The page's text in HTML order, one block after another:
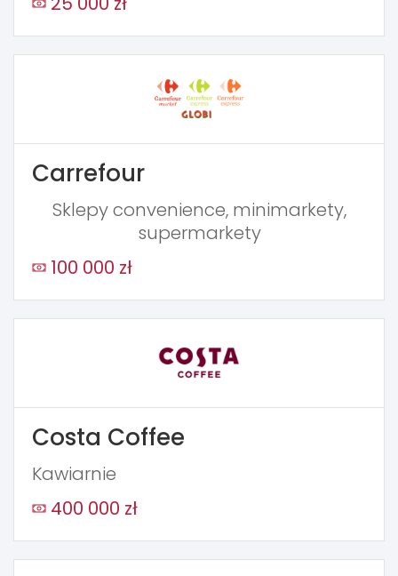
Carrefour
Sklepy convenience, minimarkety,
supermarkety
100 000 zł
Costa Coffee
Kawiarnie
400 000 zł